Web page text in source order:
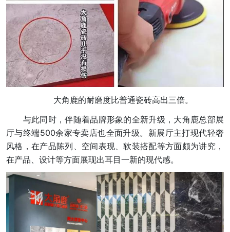
大角鹿的耐磨度比普通瓷砖高出三倍。
与此同时，伴随着品牌形象的全新升级，大角鹿总部展
厅与终端500余家专卖店也全面升级。新展厅主打现代轻奢
风格，在产品陈列、空间表现、软装搭配等方面颇为讲究，
在产品、设计等方面展现出耳目一新的现代感。